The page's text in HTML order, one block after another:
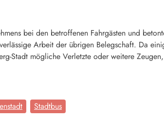
bei den betroffenen Fahrgästen und
Arbeit der übrigen Belegschaft. Da
Stadt mögliche Verletzte oder weitere
Stadtbus